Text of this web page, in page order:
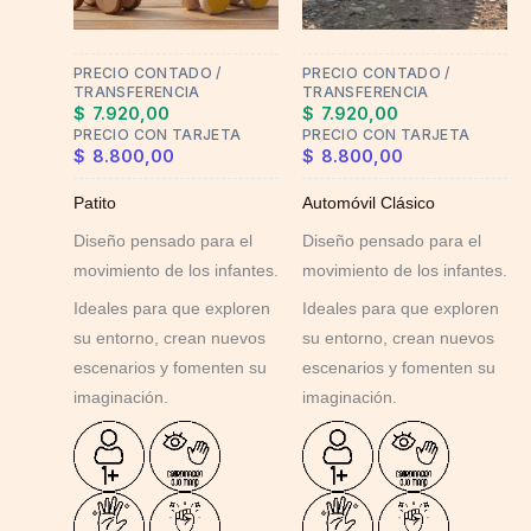
PRECIO CONTADO /
TRANSFERENCIA
$ 7.920,00
PRECIO CON TARJETA
$ 8.800,00
Patito
Diseño pensado para el
movimiento de los infantes.
Ideales para que exploren
su entorno, crean nuevos
escenarios y fomenten su
imaginación.
options
be
chosen
on
the
product
PRECIO CONTADO /
TRANSFERENCIA
$ 7.920,00
PRECIO CON TARJETA
$ 8.800,00
Automóvil Clásico
Diseño pensado para el
movimiento de los infantes.
Ideales para que exploren
su entorno, crean nuevos
escenarios y fomenten su
imaginación.
options
be
chosen
on
the
product